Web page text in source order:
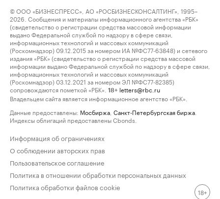
© ООО «БИЗНЕСПРЕСС», АО «РОСБИЗНЕСКОНСАЛТИНГ», 1995–
2026. Сообщения и материалы информационного агентства «РБК»
(свидетельство о регистрации средства массовой информации
выдано Федеральной службой по надзору в сфере связи,
информационных технологий и массовых коммуникаций
(Роскомнадзор) 09.12.2015 за номером ИА №ФС77-63848) и сетевого
издания «РБК» (свидетельство о регистрации средства массовой
информации выдано Федеральной службой по надзору в сфере связи,
информационных технологий и массовых коммуникаций
(Роскомнадзор) 03.12.2021 за номером ЭЛ №ФС77-82385)
сопровождаются пометкой «РБК».
18+ letters@rbc.ru
Владельцем сайта является информационное агентство «РБК».
Данные предоставлены: Мосбиржа Санкт-Петербургская биржа
Индексы облигаций предоставлены Cbonds.
Информация об ограничениях
О соблюдении авторских прав
Пользовательское соглашение
Политика в отношении обработки персональных данных
Политика обработки файлов cookie
18+